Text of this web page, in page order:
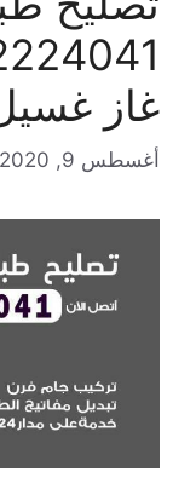
غاز
أغسطس 9, 2020